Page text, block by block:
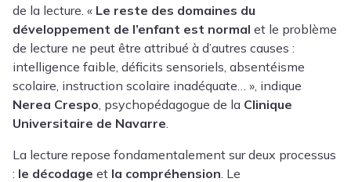
de la lecture. « Le reste des domaines du
développement de l’enfant est normal et le problème
de lecture ne peut être attribué à d’autres causes :
intelligence faible, déficits sensoriels, absentéisme
scolaire, instruction scolaire inadéquate… », indique
Nerea Crespo, psychopédagogue de la Clinique
Universitaire de Navarre.
La lecture repose fondamentalement sur deux processus
: le décodage et la compréhension. Le